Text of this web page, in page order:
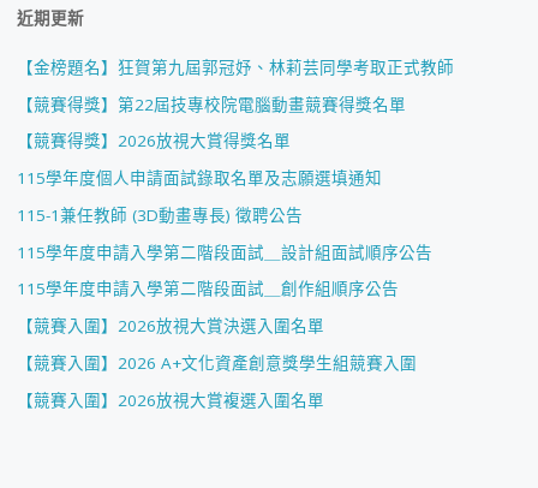
近期更新
【金榜題名】狂賀第九屆郭冠妤、林莉芸同學考取正式教師
【競賽得獎】第22屆技專校院電腦動畫競賽得獎名單
【競賽得獎】2026放視大賞得獎名單
115學年度個人申請面試錄取名單及志願選填通知
115-1兼任教師 (3D動畫專長) 徵聘公告
115學年度申請入學第二階段面試＿設計組面試順序公告
115學年度申請入學第二階段面試＿創作組順序公告
【競賽入圍】2026放視大賞決選入圍名單
【競賽入圍】2026 A+文化資產創意獎學生組競賽入圍
【競賽入圍】2026放視大賞複選入圍名單